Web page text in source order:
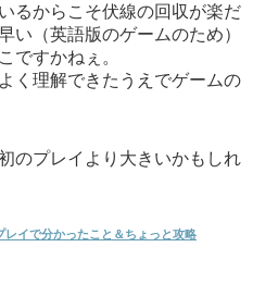
るからこそ伏線の回収が楽だ
い（英語版のゲームのため）
ですかねぇ。
く理解できたうえでゲームの
のプレイより大きいかもしれ
レイで分かったこと＆ちょっと攻略